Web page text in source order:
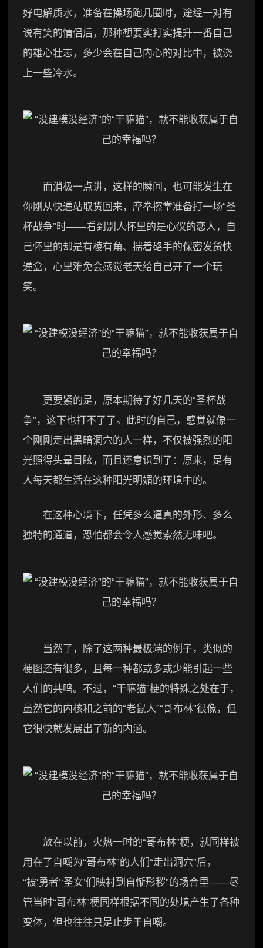
好电解质水，准备在操场跑几圈时，途经一对有
说有笑的情侣后，那种想要实打实提升一番自己
的雄心壮志，多少会在自己内心的对比中，被浇
上一些冷水。
而消极一点讲，这样的瞬间，也可能发生在
你刚从快递站取货回来，摩拳擦掌准备打一场“圣
杯战争”时——看到别人怀里的是心仪的恋人，自
己怀里的却是有棱有角、揣着硌手的保密发货快
递盒，心里难免会感觉老天给自己开了一个玩
笑。
更要紧的是，原本期待了好几天的“圣杯战
争”，这下也打不了了。此时的自己，感觉就像一
个刚刚走出黑暗洞穴的人一样，不仅被强烈的阳
光照得头晕目眩，而且还意识到了：原来，是有
人每天都生活在这种阳光明媚的环境中的。
在这种心境下，任凭多么逼真的外形、多么
独特的通道，恐怕都会令人感觉索然无味吧。
当然了，除了这两种最极端的例子，类似的
梗图还有很多，且每一种都或多或少能引起一些
人们的共鸣。不过，“干嘛猫”梗的特殊之处在于，
虽然它的内核和之前的“老鼠人”“哥布林”很像，但
它很快就发展出了新的内涵。
放在以前，火热一时的“哥布林”梗，就同样被
用在了自嘲为“哥布林”的人们“走出洞穴”后，
“被‘勇者’‘圣女’们映衬到自惭形秽”的场合里——尽
管当时“哥布林”梗同样根据不同的处境产生了各种
变体，但也往往只是止步于自嘲。